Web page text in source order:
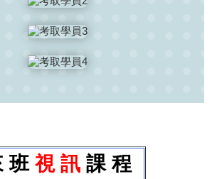
班 視 訊 課 程